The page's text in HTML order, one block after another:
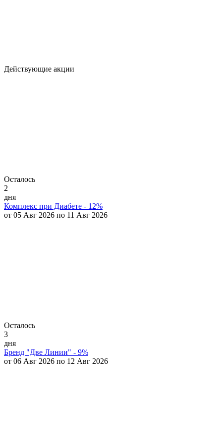
Действующие акции
Осталось
2
дня
Комплекс при Диабете - 12%
от 05 Авг 2026 по 11 Авг 2026
Осталось
3
дня
Бренд "Две Линии" - 9%
от 06 Авг 2026 по 12 Авг 2026